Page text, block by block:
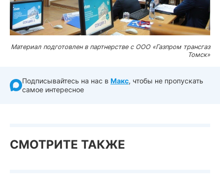
Материал подготовлен в партнерстве с ООО «Газпром трансгаз
Томск»
Подписывайтесь на нас в Макс, чтобы не пропускать
самое интересное
СМОТРИТЕ ТАКЖЕ